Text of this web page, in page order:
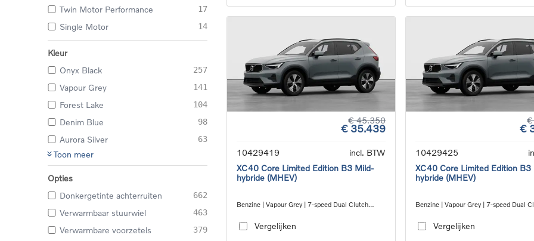
Twin Motor Performance 17
Single Motor 14
Kleur
Onyx Black
257
Vapour Grey 141
Forest Lake 104
Denim Blue 98
Aurora Silver 63
Toon meer
Opties
Donkergetinte achterruiten
662
Verwarmbaar stuurwiel 463
Verwarmbare voorzetels 379
€ 45.350
€ 35.439
10429419
incl. BTW
XC40 Core Limited Edition B3 Mild-
hybride (MHEV)
Benzine | Vapour Grey | 7-speed Dual Clutch
Vergelijken
€
€
10429425
XC40 Core Limited Edition B3
hybride (MHEV)
Benzine | Vapour Grey | 7-speed Dual
Vergelijken